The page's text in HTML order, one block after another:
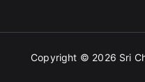
Copyright © 2026 Sri